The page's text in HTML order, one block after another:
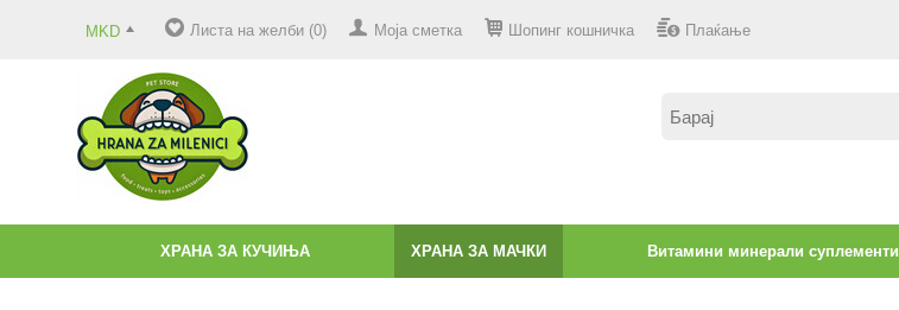
MKD Листа на желби (0) Моја сметка Шопинг кошничка Плаќање
ХРАНА ЗА КУЧИЊА ХРАНА ЗА МАЧКИ Витамини минерали суплементи